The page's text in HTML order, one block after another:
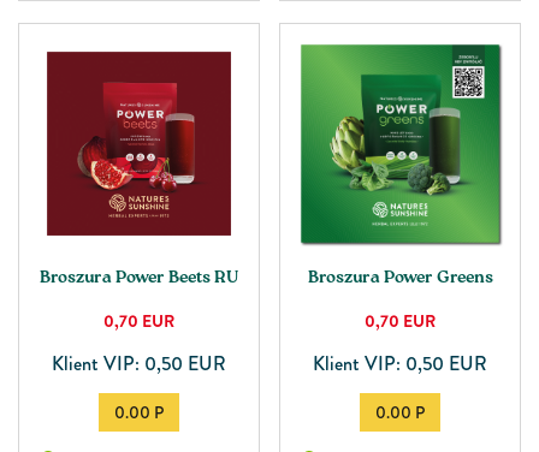
Broszura Power Beets RU
0,70 EUR
Klient VIP: 0,50 EUR
0.00 P
Broszura Power Greens
0,70 EUR
Klient VIP: 0,50 EUR
0.00 P